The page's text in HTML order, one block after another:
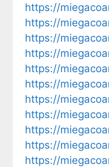
https://
https://
https://
https://
https://
https://
https://
https://
https://
https://
https://